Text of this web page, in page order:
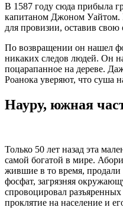
В 1587 году сюда прибыла
капитаном Джоном Уайтом.
для провизии, оставив свою
По возвращении он нашел
никаких следов людей. Он
поцарапанное на дереве.
Роанока уверяют, что суша
Науру, южная
Только 50 лет назад эта
самой богатой в мире.
жившие в то время, продали
фосфат, загрязняя
спровоцировал
проклятие на население и